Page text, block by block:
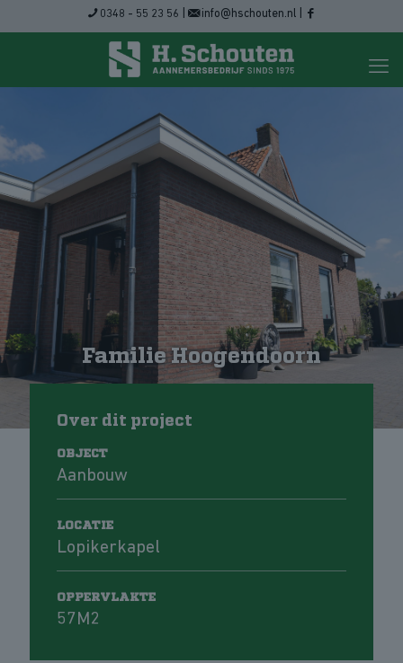
0348 - 55 23 56 info@hschouten.nl
Familie Hoogendoorn
Over dit project
OBJECT
Aanbouw
LOCATIE
Lopikerkapel
OPPERVLAKTE
57M2